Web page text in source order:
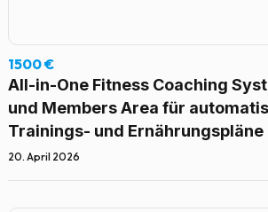
1500 €
All-in-One Fitness Coaching
und Members Area für
Trainings- und Ernährungspläne
20. April 2026